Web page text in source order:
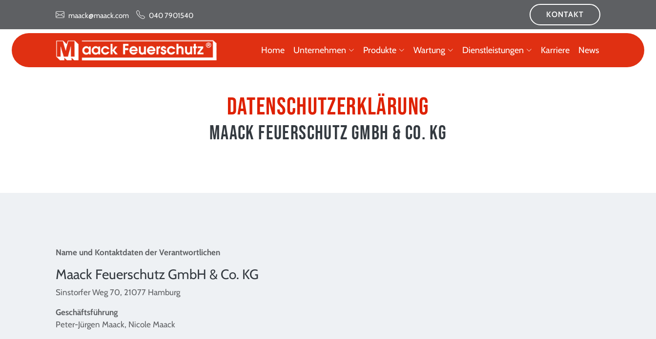
maack@maack.com 040 7901540 KONTAKT
Home Unternehmen Produkte Wartung Dienstleistungen Karriere News
Datenschutzerklärung
Maack Feuerschutz GmbH & Co. KG
Name und Kontaktdaten der Verantwortlichen
Maack Feuerschutz GmbH & Co. KG
Sinstorfer Weg 70, 21077 Hamburg
Geschäftsführung
Peter-Jürgen Maack, Nicole Maack